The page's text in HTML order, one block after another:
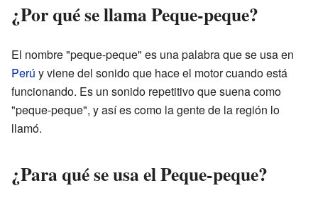
¿Por qué se llama Peque-peque?
El nombre "peque-peque" es una palabra que se usa en
Perú y viene del sonido que hace el motor cuando está
funcionando. Es un sonido repetitivo que suena como
"peque-peque", y así es como la gente de la región lo
llamó.
¿Para qué se usa el Peque-peque?